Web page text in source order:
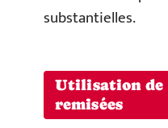
substantielles.
Utilisation de
remisées